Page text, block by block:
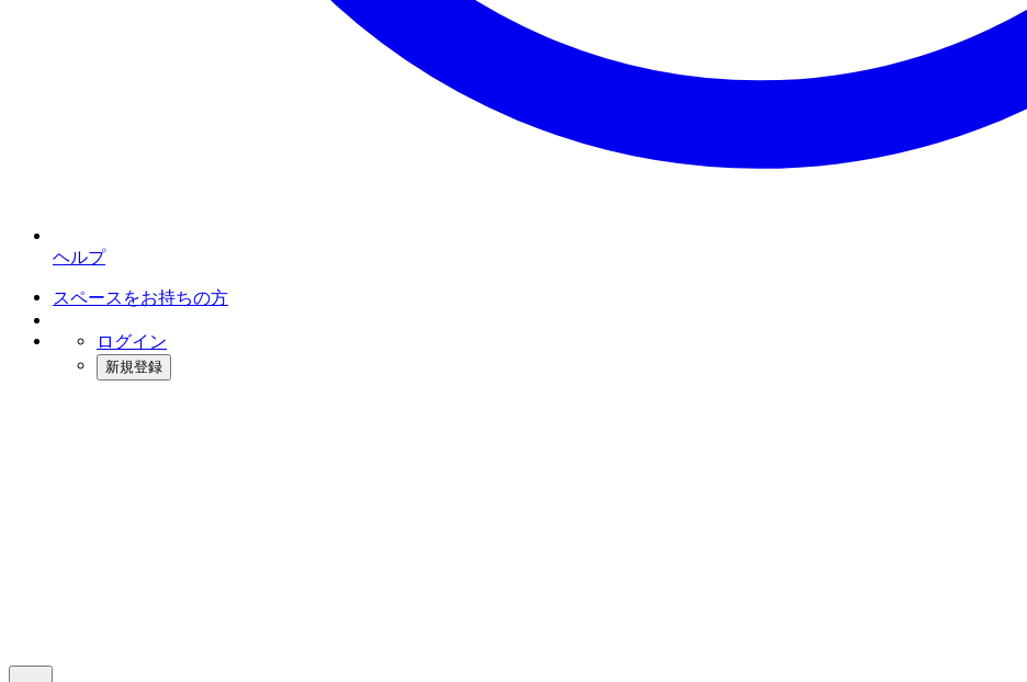
ヘルプ
スペースをお持ちの方
ログイン
新規登録